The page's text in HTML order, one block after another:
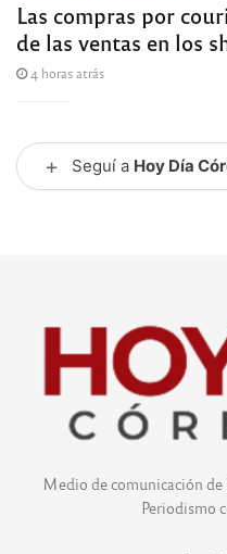
Las compras por
de las ventas en los
4 horas atrás
+ Seguí a Hoy Día
Medio de comunicación de
Periodismo